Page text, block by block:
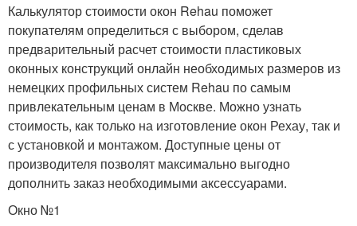
Калькулятор стоимости окон Rehau поможет
покупателям определиться с выбором, сделав
предварительный расчет стоимости пластиковых
оконных конструкций онлайн необходимых размеров из
немецких профильных систем Rehau по самым
привлекательным ценам в Москве. Можно узнать
стоимость, как только на изготовление окон Рехау, так и
с установкой и монтажом. Доступные цены от
производителя позволят максимально выгодно
дополнить заказ необходимыми аксессуарами.
Окно №1